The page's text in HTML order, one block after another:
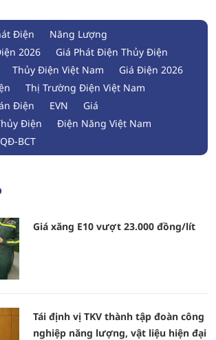
Điện
Năng Lượng
2026
Giá Phát Điện Thủy Điện
Thủy Điện Việt Nam
Giá Điện 2026
Thị Trường Điện Việt Nam
Điện
EVN
Giá
Điện
Điện Năng Việt Nam
BCT
Giá xăng E10 vượt 23.000 đồng/lít
Tái định vị TKV thành tập đoàn công
nghiệp năng lượng, vật liệu hiện đại